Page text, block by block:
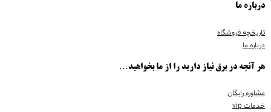
درباره ما
تاریخچه فروشگاه
درباره ما
هر آنچه در برق نیاز دارید را از ما بخواهید…
مشاوره رایگان
خدمات vip